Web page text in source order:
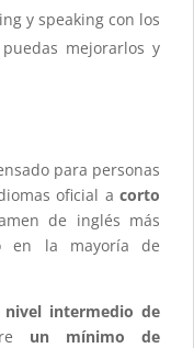
y speaking con los
mejorarlos y
para personas
oficial a corto
de inglés más
en la mayoría de
nivel intermedio de
un mínimo de